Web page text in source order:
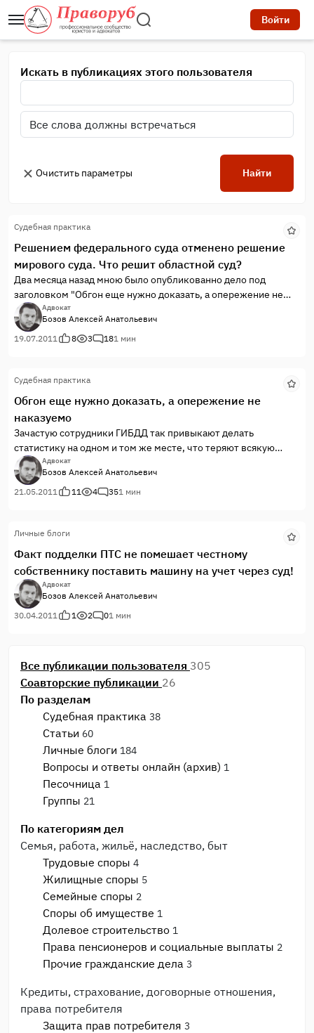
Войти
Искать в публикациях этого пользователя
Очистить параметры Найти
Судебная практика
Решением федерального суда отменено решение
мирового суда. Что решит областной суд?
Два месяца назад мною было опубликованно дело под
заголовком "Обгон еще нужно доказать, а опережение не
наказуемо". На тот момент я искренне верил, что этим дело и
закончится, но не тут то было.
Когда уже прошли сроки на обжалование решения мирового
суда о прекращении административного дела, в
инспектора ГИБДД.
Адвокат
Бозов Алексей Анатольевич
19.07.2011
8 3 181 мин
Судебная практика
Обгон еще нужно доказать, а опережение не
наказуемо
Зачастую сотрудники ГИБДД так привыкают делать
статистику на одном и том же месте, что теряют всякую
осмотрительность и начинают составлять протоколы без
должной акуратности.
Именно так было и в данном случае. Но не только ошибки
Адвокат
Бозов Алексей Анатольевич
21.05.2011
11 4 351 мин
Личные блоги
Факт подделки ПТС не помешает честному
собственнику поставить машину на учет через суд!
Адвокат
Бозов Алексей Анатольевич
30.04.2011
1 2 01 мин
Все публикации пользователя 305
Соавторские публикации 26
По разделам
Судебная практика 38
Статьи 60
Личные блоги 184
Вопросы и ответы онлайн (архив) 1
Песочница 1
Группы 21
По категориям дел
Семья, работа, жильё, наследство, быт
Трудовые споры 4
Жилищные споры 5
Семейные споры 2
Споры об имуществе 1
Долевое строительство 1
Права пенсионеров и социальные выплаты 2
Прочие гражданские дела 3
Кредиты, страхование, договорные отношения,
права потребителя
Защита прав потребителя 3